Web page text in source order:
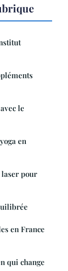
le
en
laser pour
en France
qui change